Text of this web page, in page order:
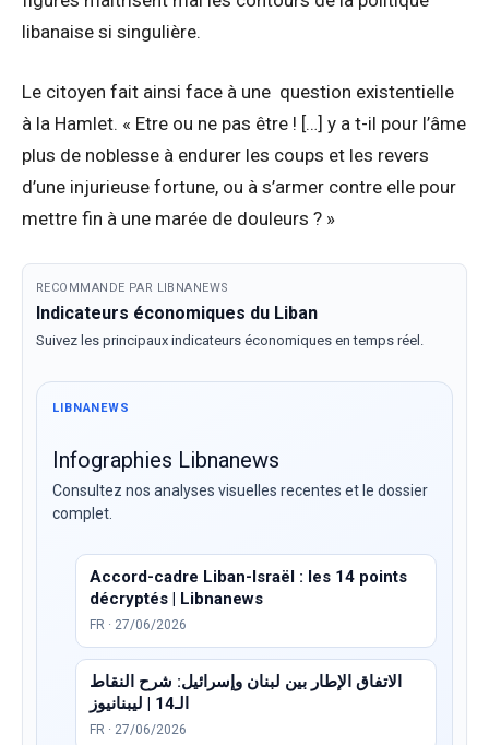
libanaise si singulière.
Le citoyen fait ainsi face à une question existentielle
à la Hamlet. « Etre ou ne pas être ! […] y a t-il pour l’âme
plus de noblesse à endurer les coups et les revers
d’une injurieuse fortune, ou à s’armer contre elle pour
mettre fin à une marée de douleurs ? »
RECOMMANDE PAR LIBNANEWS
Indicateurs économiques du Liban
Suivez les principaux indicateurs économiques en temps réel.
LIBNANEWS
Infographies Libnanews
Consultez nos analyses visuelles recentes et le dossier
complet.
Accord-cadre Liban-Israël : les 14 points
décryptés | Libnanews
FR · 27/06/2026
الاتفاق الإطار بين لبنان وإسرائيل: شرح النقاط
الـ14 | ليبنانيوز
FR · 27/06/2026